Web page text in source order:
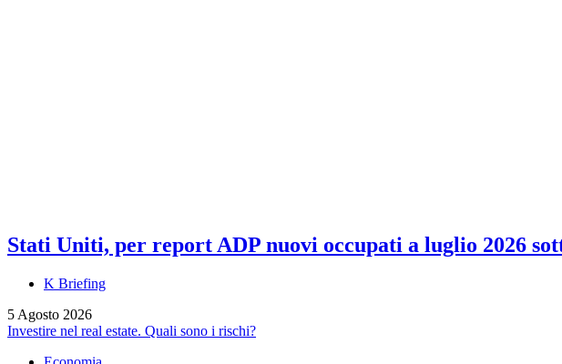
Stati Uniti, per report ADP nuovi occupati a luglio 2026
K Briefing
5 Agosto 2026
Investire nel real estate. Quali sono i rischi?